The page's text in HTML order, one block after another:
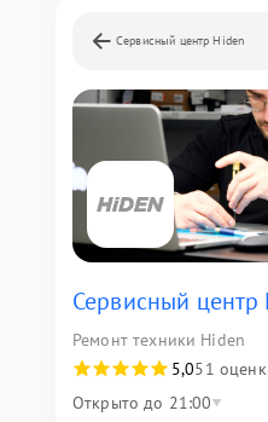
Сервисный центр Hiden
Сервисный центр
Ремонт техники Hiden
5,051
Открыто до 21:00